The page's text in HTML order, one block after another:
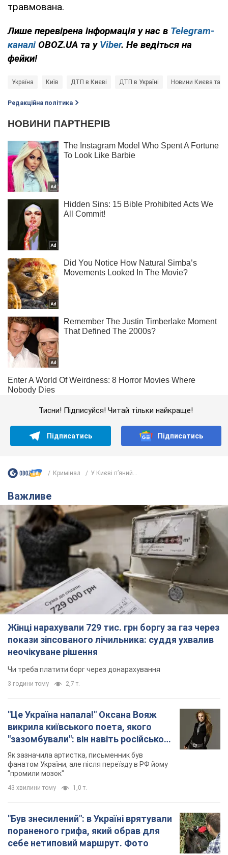
травмована.
Лише перевірена інформація у нас в Telegram-
каналі OBOZ.UA та у Viber. Не ведіться на
фейки!
Україна Київ ДТП в Києві ДТП в Україні Новини Києва та
Редакційна політика
Тисни! Підписуйся! Читай тільки найкраще!
Підписатись Підписатись
Кримінал У Києві п’яний...
Важливе
Жінці нарахували 729 тис. грн боргу за газ через
покази зіпсованого лічильника: суддя ухвалив
неочікуване рішення
Чи треба платити борг через донарахування
3 години тому 2,7 т.
"Це Україна напала!" Оксана Вояж
викрила київського поета, якого
"зазомбували": він навіть російської
не знав, а тепер хоче геноциду
українців
Як зазначила артистка, письменник був
фанатом України, але після переїзду в РФ йому
"промили мозок"
43 хвилини тому 1,0 т.
"Був знесилений": в Україні врятували
пораненого грифа, який обрав для
себе нетиповий маршрут. Фото